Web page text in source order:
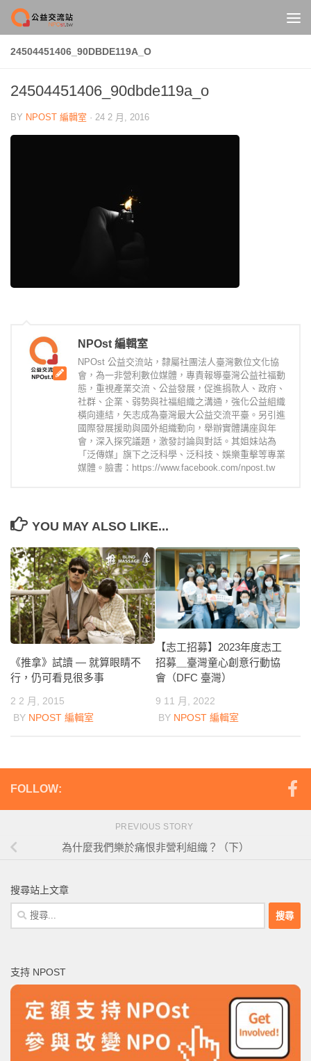
Skip to content
24504451406_90DBDE119A_O
24504451406_90dbde119a_o
BY NPOST 編輯室 · 24 2 月, 2016
NPOst 編輯室
NPOst 公益交流站，隸屬社團法人臺灣數位文化協
會，為一非營利數位媒體，專責報導臺灣公益社福動
態，重視產業交流、公益發展，促進捐款人、政府、
社群、企業、弱勢與社福組織之溝通，強化公益組織
橫向連結，矢志成為臺灣最大公益交流平臺。另引進
國際發展援助與國外組織動向，舉辦實體講座與年
會，深入探究議題，激發討論與對話。其姐妹站為
「泛傳媒」旗下之泛科學、泛科技、娛樂重擊等專業
媒體。臉書：https://www.facebook.com/npost.tw
YOU MAY ALSO LIKE...
《推拿》試讀 — 就算眼睛不
行，仍可看見很多事
2 2 月, 2015
BY NPOST 編輯室
【志工招募】2023年度志工
招募＿臺灣童心創意行動協
會（DFC 臺灣）
9 11 月, 2022
BY NPOST 編輯室
FOLLOW:
PREVIOUS STORY
為什麼我們樂於痛恨非營利組織？（下）
搜尋站上文章
搜
尋
字:
支持 NPOST